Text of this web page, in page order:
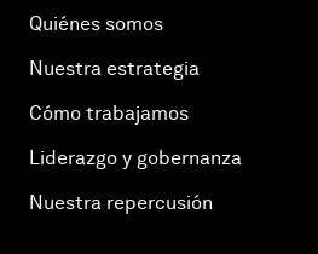
Quiénes somos
Nuestra estrategia
Cómo trabajamos
Liderazgo y gobernanza
Nuestra repercusión